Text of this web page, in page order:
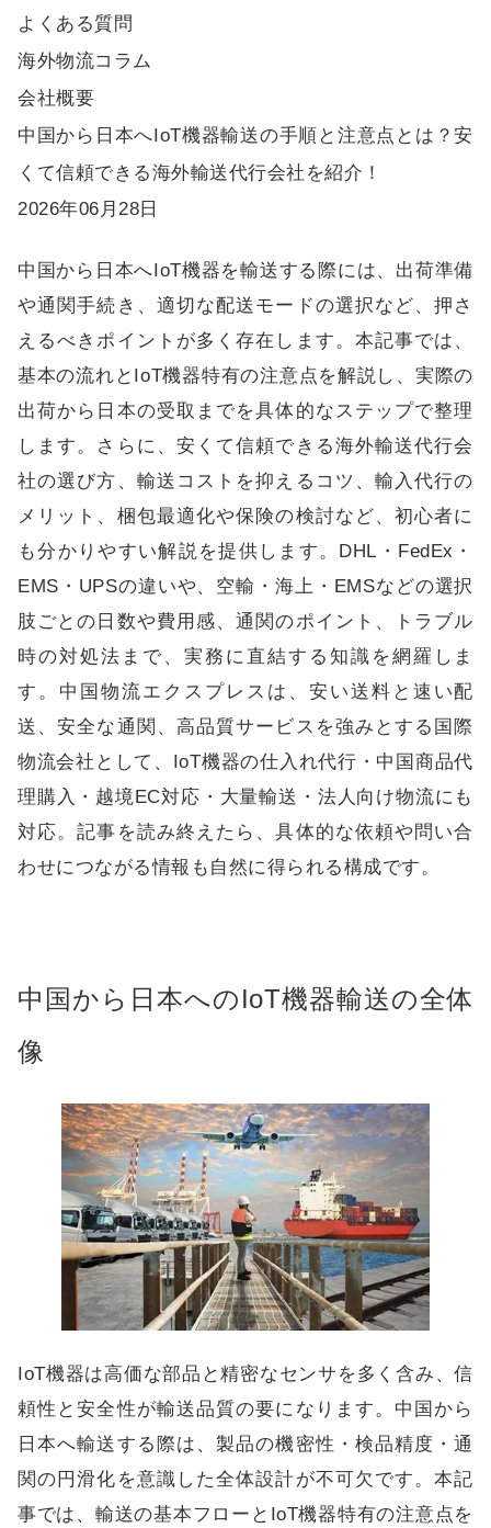
よくある質問
海外物流コラム
会社概要
中国から日本へIoT機器輸送の手順と注意点とは？安
くて信頼できる海外輸送代行会社を紹介！
2026年06月28日
中国から日本へIoT機器を輸送する際には、出荷準備
や通関手続き、適切な配送モードの選択など、押さ
えるべきポイントが多く存在します。本記事では、
基本の流れとIoT機器特有の注意点を解説し、実際の
出荷から日本の受取までを具体的なステップで整理
します。さらに、安くて信頼できる海外輸送代行会
社の選び方、輸送コストを抑えるコツ、輸入代行の
メリット、梱包最適化や保険の検討など、初心者に
も分かりやすい解説を提供します。DHL・FedEx・
EMS・UPSの違いや、空輸・海上・EMSなどの選択
肢ごとの日数や費用感、通関のポイント、トラブル
時の対処法まで、実務に直結する知識を網羅しま
す。中国物流エクスプレスは、安い送料と速い配
送、安全な通関、高品質サービスを強みとする国際
物流会社として、IoT機器の仕入れ代行・中国商品代
理購入・越境EC対応・大量輸送・法人向け物流にも
対応。記事を読み終えたら、具体的な依頼や問い合
わせにつながる情報も自然に得られる構成です。
中国から日本へのIoT機器輸送の全体
像
IoT機器は高価な部品と精密なセンサを多く含み、信
頼性と安全性が輸送品質の要になります。中国から
日本へ輸送する際は、製品の機密性・検品精度・通
関の円滑化を意識した全体設計が不可欠です。本記
事では、輸送の基本フローとIoT機器特有の注意点を